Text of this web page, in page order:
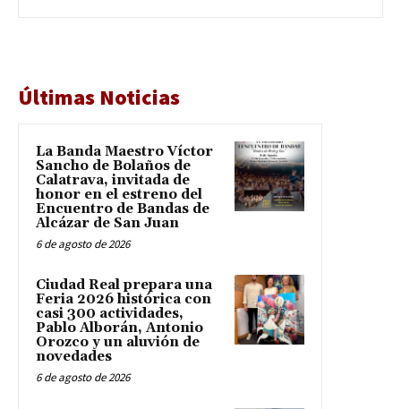
Últimas Noticias
La Banda Maestro Víctor
Sancho de Bolaños de
Calatrava, invitada de
honor en el estreno del
Encuentro de Bandas de
Alcázar de San Juan
6 de agosto de 2026
Ciudad Real prepara una
Feria 2026 histórica con
casi 300 actividades,
Pablo Alborán, Antonio
Orozco y un aluvión de
novedades
6 de agosto de 2026